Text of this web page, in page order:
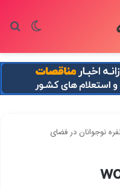
تغییر
۷ فعالیت دونفره نوجوانان در فضای